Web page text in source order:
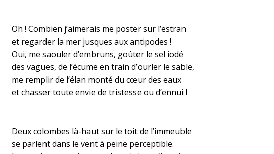
Oh ! Combien j’aimerais me poster sur l’estran
et regarder la mer jusques aux antipodes !
Oui, me saouler d’embruns, goûter le sel iodé
des vagues, de l’écume en train d’ourler le sable,
me remplir de l’élan monté du cœur des eaux
et chasser toute envie de tristesse ou d’ennui !
Deux colombes là-haut sur le toit de l’immeuble
se parlent dans le vent à peine perceptible.